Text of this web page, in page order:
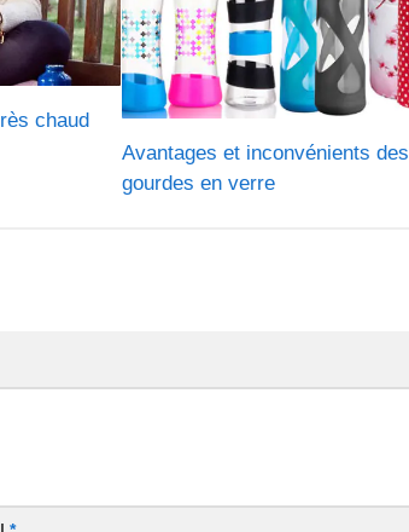
chaud
Avantages et inconvénients des
gourdes en verre